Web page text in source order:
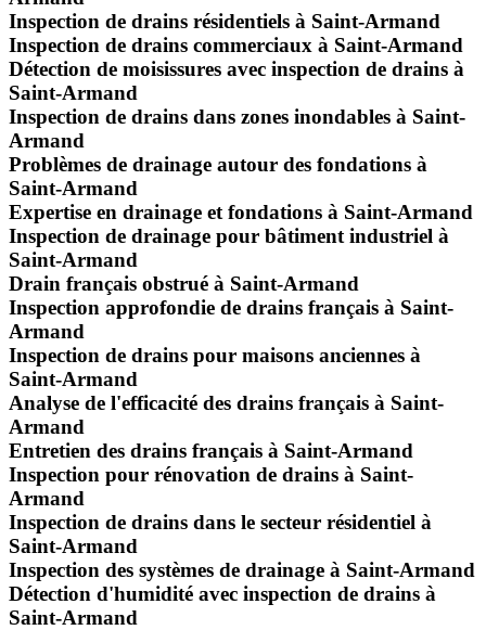
Inspection de drains résidentiels à Saint-Armand
Inspection de drains commerciaux à Saint-Armand
Détection de moisissures avec inspection de drains à
Saint-Armand
Inspection de drains dans zones inondables à Saint-
Armand
Problèmes de drainage autour des fondations à
Saint-Armand
Expertise en drainage et fondations à Saint-Armand
Inspection de drainage pour bâtiment industriel à
Saint-Armand
Drain français obstrué à Saint-Armand
Inspection approfondie de drains français à Saint-
Armand
Inspection de drains pour maisons anciennes à
Saint-Armand
Analyse de l'efficacité des drains français à Saint-
Armand
Entretien des drains français à Saint-Armand
Inspection pour rénovation de drains à Saint-
Armand
Inspection de drains dans le secteur résidentiel à
Saint-Armand
Inspection des systèmes de drainage à Saint-Armand
Détection d'humidité avec inspection de drains à
Saint-Armand